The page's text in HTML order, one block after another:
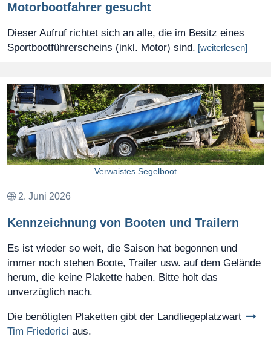
Motorbootfahrer gesucht
Dieser Aufruf richtet sich an alle, die im Besitz eines
Sportbootführerscheins (inkl. Motor) sind. [weiterlesen]
Verwaistes Segelboot
2. Juni 2026
Kennzeichnung von Booten und Trailern
Es ist wieder so weit, die Saison hat begonnen und
immer noch stehen Boote, Trailer usw. auf dem Gelände
herum, die keine Plakette haben. Bitte holt das
unverzüglich nach.
Die benötigten Plaketten gibt der Landliegeplatzwart
Tim Friederici aus.